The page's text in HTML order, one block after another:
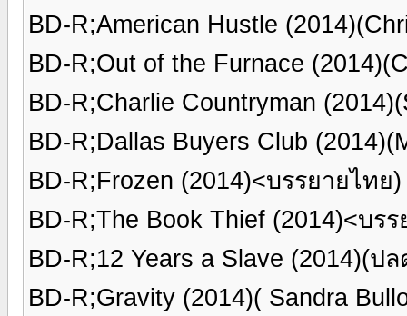
BD-R;American Hustle
BD-R;Out of the Furnace
BD-R;Charlie Countryman
BD-R;Dallas Buyers Club
BD-R;Frozen (2014)<บรรยายไทย)
BD-R;The Book Thief (2014)<บร
BD-R;12 Years a Slave (2014)(
BD-R;Gravity (2014)( Sandra